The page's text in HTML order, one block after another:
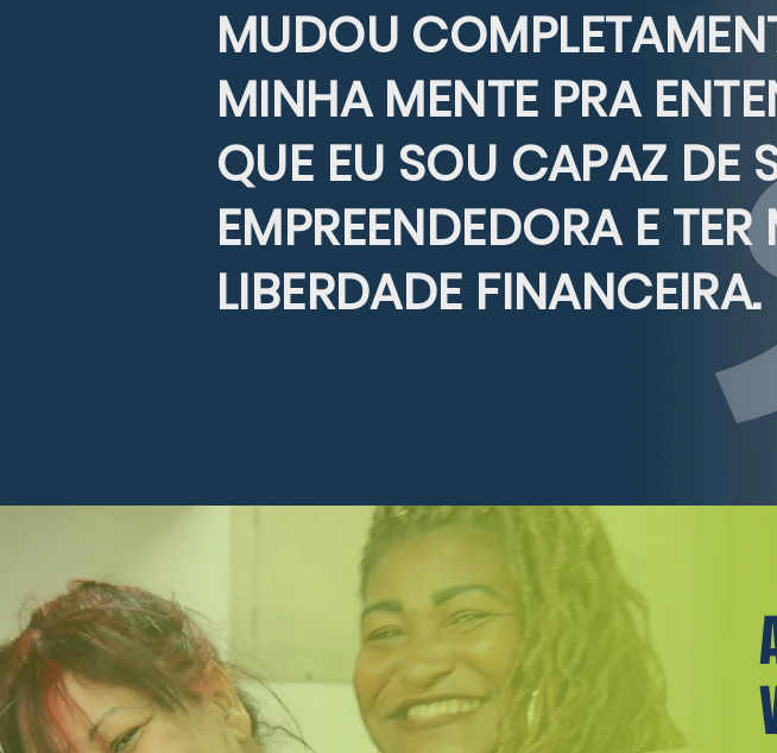
MUDOU
MINHA MENTE PRA
QUE EU SOU CAPAZ DE
EMPREENDEDORA E
LIBERDADE FINANCEIRA.